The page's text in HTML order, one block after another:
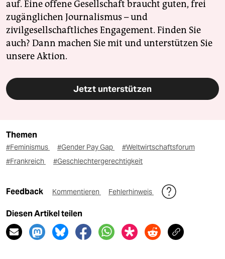
auf. Eine offene Gesellschaft braucht guten, frei
zugänglichen Journalismus – und
zivilgesellschaftliches Engagement. Finden Sie
auch? Dann machen Sie mit und unterstützen Sie
unsere Aktion.
Jetzt unterstützen
Themen
#Feminismus #Gender Pay Gap
#Weltwirtschaftsforum
#Frankreich
#Geschlechtergerechtigkeit
Feedback Kommentieren Fehlerhinweis
Diesen Artikel teilen